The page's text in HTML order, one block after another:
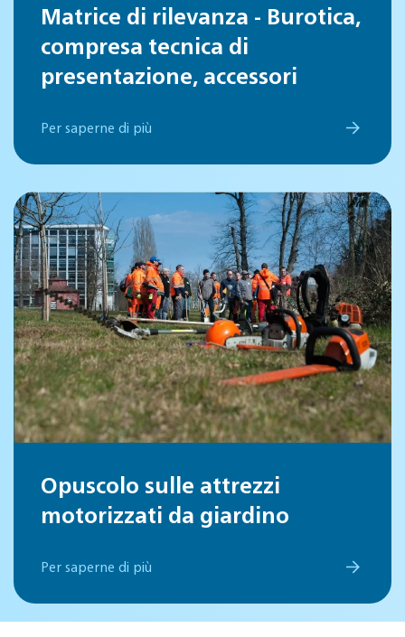
Matrice di rilevanza - Burotica,
compresa tecnica di
presentazione, accessori
Per saperne di più
Opuscolo sulle attrezzi
motorizzati da giardino
Per saperne di più